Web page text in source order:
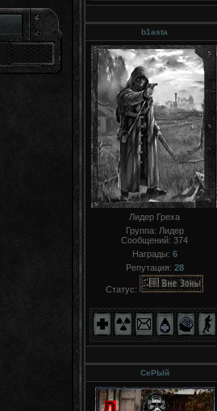
b1asta
Лидер Греха
Группа: Лидер
Сообщений: 374
Награды: 6
Репутация: 28
Статус:
СеРЬIй